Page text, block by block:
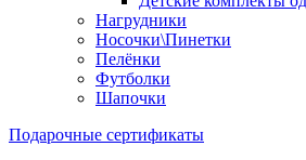
Нагрудники
Носочки\Пинетки
Пелёнки
Футболки
Шапочки
Подарочные сертификаты